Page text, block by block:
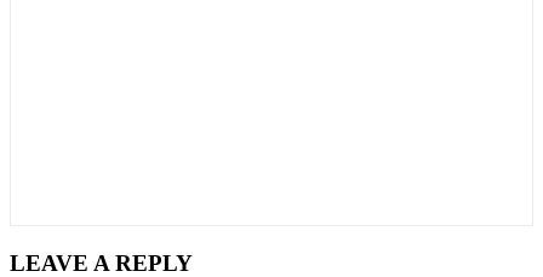
LEAVE A REPLY